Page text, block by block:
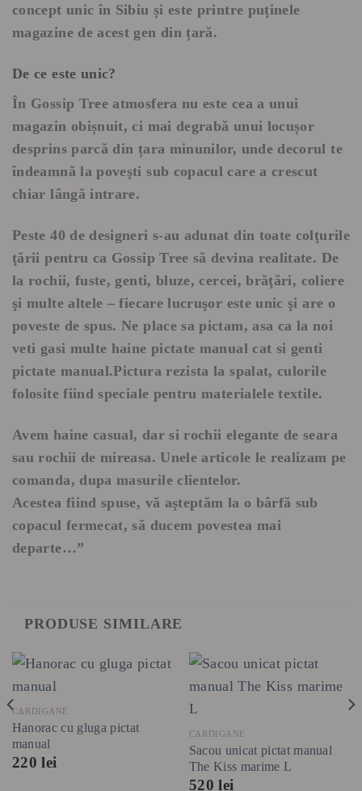
concept unic în Sibiu și este printre puținele
magazine de acest gen din țară.
De ce este unic?
În Gossip Tree atmosfera nu este cea a unui
magazin obișnuit, ci mai degrabă unui locușor
desprins parcă din țara minunilor, unde decorul te
îndeamnă la poveşti sub copacul care a crescut
chiar lângă intrare.
Peste 40 de designeri s-au adunat din toate colţurile
ţării pentru ca Gossip Tree să devina realitate. De
la rochii, fuste, genti, bluze, cercei, brăţări, coliere
şi multe altele – fiecare lucruşor este unic şi are o
poveste de spus. Ne place sa pictam, asa ca la noi
veti gasi multe haine pictate manual cat si genti
pictate manual.Pictura rezista la spalat, culorile
folosite fiind speciale pentru materialele textile.
Avem haine casual, dar si rochii elegante de seara
sau rochii de mireasa. Unele articole le realizam pe
comanda, dupa masurile clientelor.
Acestea fiind spuse, vă aşteptăm la o bârfă sub
copacul fermecat, să ducem povestea mai
departe…”
PRODUSE SIMILARE
CARDIGANE
Hanorac cu gluga pictat
manual
220lei
CARDIGANE
Sacou unicat pictat manual
The Kiss marime L
520lei